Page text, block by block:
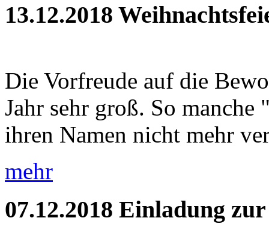
13.12.2018
Die Vorfreude auf die
Jahr sehr groß. So
ihren Namen nicht mehr
mehr
07.12.2018 Einladung